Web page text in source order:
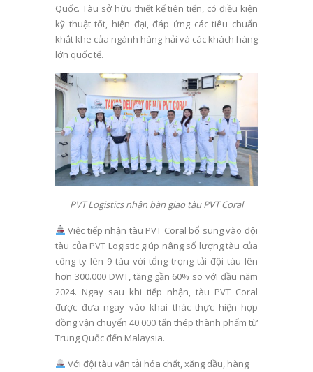
Quốc. Tàu sở hữu thiết kế tiên tiến, có điều kiện
kỹ thuật tốt, hiện đại, đáp ứng các tiêu chuẩn
khắt khe của ngành hàng hải và các khách hàng
lớn quốc tế.
PVT Logistics nhận bàn giao tàu PVT Coral
Việc tiếp nhận tàu PVT Coral bổ sung vào đội
tàu của PVT Logistic giúp nâng số lượng tàu của
công ty lên 9 tàu với tổng trọng tải đội tàu lên
hơn 300.000 DWT, tăng gần 60% so với đầu năm
2024. Ngay sau khi tiếp nhận, tàu PVT Coral
được đưa ngay vào khai thác thực hiện hợp
đồng vận chuyển 40.000 tấn thép thành phẩm từ
Trung Quốc đến Malaysia.
Với đội tàu vận tải hóa chất, xăng dầu, hàng